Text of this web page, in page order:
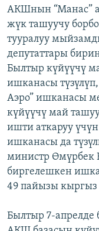
ДАНИСТЕ
ЭЖЕ-СИҢДИЛЕР
АЗАТТЫК+
ЫҢГАЙСЫЗ СУРООЛОР
ОНЛАЙН ШЕРИНЕ
ЭЕ/АРнун
АКШнын “Манас”
жүк ташуучу
тууралуу
депутаттары
Былтыр күйүүчү
ишканасы
Аэро” ишканасы
күйүүчү май
ишти аткаруу
ишканасы да
министр Өмүрбек
биргелешкен
49 пайызы кыргыз
Былтыр 7-